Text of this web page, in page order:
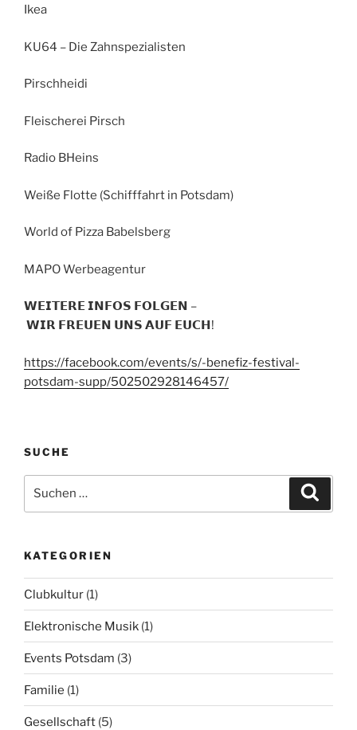
Ikea
KU64 – Die Zahnspezialisten
Pirschheidi
Fleischerei Pirsch
Radio BHeins
Weiße Flotte (Schifffahrt in Potsdam)
World of Pizza Babelsberg
MAPO Werbeagentur
𝗪𝗘𝗜𝗧𝗘𝗥𝗘 𝗜𝗡𝗙𝗢𝗦 𝗙𝗢𝗟𝗚𝗘𝗡 –
𝗪𝗜𝗥 𝗙𝗥𝗘𝗨𝗘𝗡 𝗨𝗡𝗦 𝗔𝗨𝗙 𝗘𝗨𝗖𝗛!
https://facebook.com/events/s/-benefiz-festival-
potsdam-supp/502502928146457/
SUCHE
nach:
KATEGORIEN
Clubkultur (1)
Elektronische Musik (1)
Events Potsdam (3)
Familie (1)
Gesellschaft (5)